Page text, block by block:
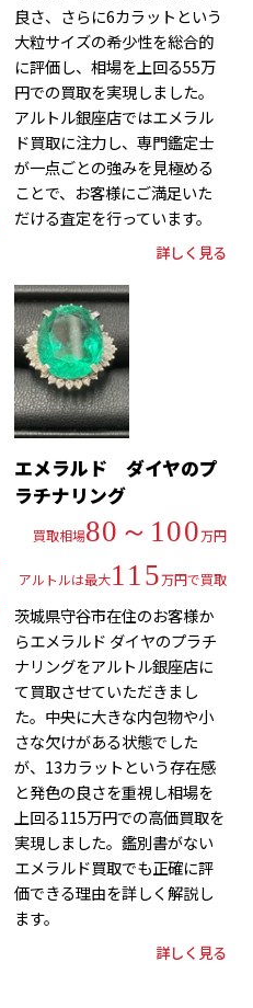
良さ、さらに6カラットという
大粒サイズの希少性を総合的
に評価し、相場を上回る55万
円での買取を実現しました。
アルトル銀座店ではエメラル
ド買取に注力し、専門鑑定士
が一点ごとの強みを見極める
ことで、お客様にご満足いた
だける査定を行っています。
詳しく見る
エメラルド ダイヤのプ
ラチナリング
買取相場80～100万円
アルトルは最大115万円で買取
茨城県守谷市在住のお客様か
らエメラルド ダイヤのプラチ
ナリングをアルトル銀座店に
て買取させていただきまし
た。中央に大きな内包物や小
さな欠けがある状態でした
が、13カラットという存在感
と発色の良さを重視し相場を
上回る115万円での高価買取を
実現しました。鑑別書がない
エメラルド買取でも正確に評
価できる理由を詳しく解説し
ます。
詳しく見る